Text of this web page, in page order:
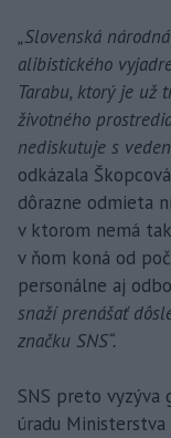
„Slovenská
alibistického
Tarabu, ktorý je už
životného
nediskutuje s
odkázala
dôrazne odmieta
v ktorom nemá
v ňom koná od
personálne aj
snaží prenášať
značku SNS“.
SNS preto vyzýva
úradu